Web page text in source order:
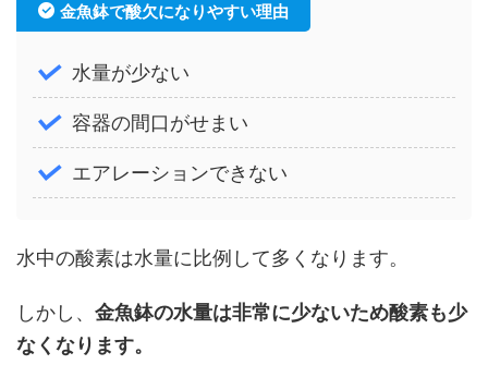
金魚鉢で酸欠になりやすい理由
水量が少ない
容器の間口がせまい
エアレーションできない
水中の酸素は水量に比例して多くなります。
しかし、 金魚鉢の水量は非常に少ないため酸素も少
なくなります。